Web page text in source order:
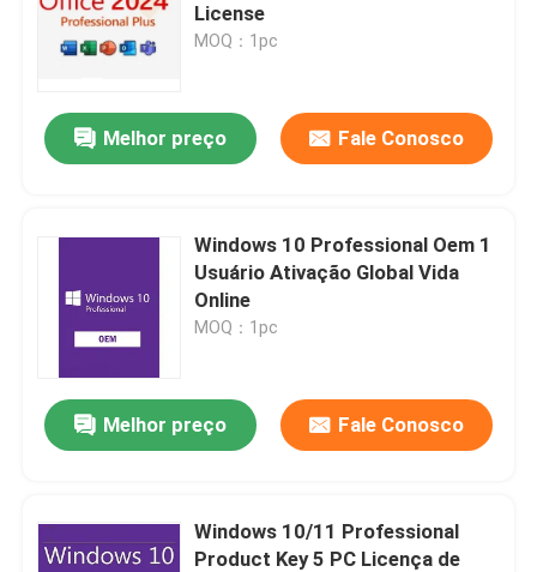
License
MOQ：1pc
Melhor preço Fale Conosco
Windows 10 Professional Oem 1
Usuário Ativação Global Vida
Online
MOQ：1pc
Melhor preço Fale Conosco
Windows 10/11 Professional
Product Key 5 PC Licença de